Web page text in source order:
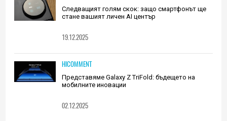
Следващият голям скок: защо смартфонът ще
стане вашият личен AI център
19.12.2025
HICOMMENT
Представяме Galaxy Z TriFold: бъдещето на
мобилните иновации
02.12.2025